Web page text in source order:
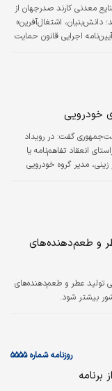
معدنی کارند صدرجهان از
دانش‌‌بنیان، اشتغال‌آفرین»
اجرایی قانون حمایت
ارزیابی شرکت‌‌ها و
خودرویی
گفت: در رویداد
انعقاد تفاهم‌نامه یا
مدیر گروه خودرویی
و حمل‌و‌نقل پیشرفته
افراد و اشخاص نمی‌ماند.
است.
و طعم‌‌‌دهنده‌‌‌های
تولید عطر و طعم‌‌‌دهنده‌‌‌های
بیشتر شود.
روزنامه شماره ۵۵۵۵